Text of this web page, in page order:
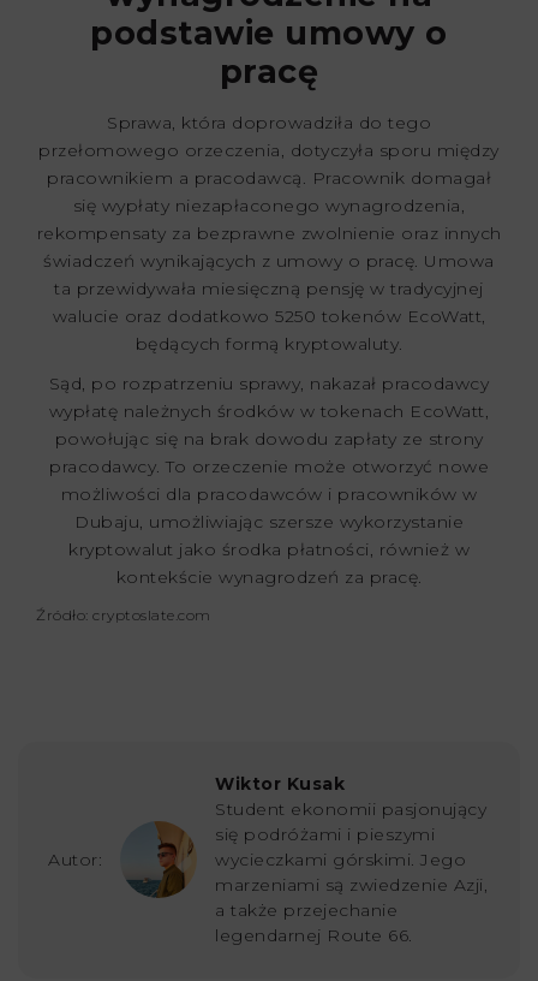
podstawie umowy o
pracę
Sprawa, która doprowadziła do tego
przełomowego orzeczenia, dotyczyła sporu między
pracownikiem a pracodawcą. Pracownik domagał
się wypłaty niezapłaconego wynagrodzenia,
rekompensaty za bezprawne zwolnienie oraz innych
świadczeń wynikających z umowy o pracę. Umowa
ta przewidywała miesięczną pensję w tradycyjnej
walucie oraz dodatkowo 5250 tokenów EcoWatt,
będących formą kryptowaluty.
Sąd, po rozpatrzeniu sprawy, nakazał pracodawcy
wypłatę należnych środków w tokenach EcoWatt,
powołując się na brak dowodu zapłaty ze strony
pracodawcy. To orzeczenie może otworzyć nowe
możliwości dla pracodawców i pracowników w
Dubaju, umożliwiając szersze wykorzystanie
kryptowalut jako środka płatności, również w
kontekście wynagrodzeń za pracę.
Źródło: cryptoslate.com
Autor:
Wiktor Kusak
Student ekonomii pasjonujący
się podróżami i pieszymi
wycieczkami górskimi. Jego
marzeniami są zwiedzenie Azji,
a także przejechanie
legendarnej Route 66.